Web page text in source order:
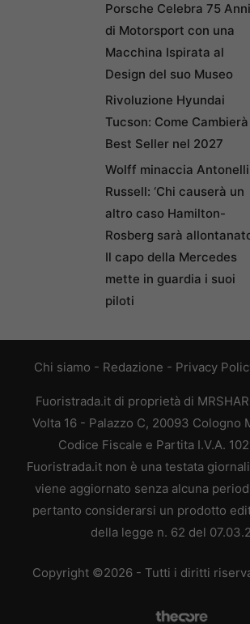
Porsche Celebra 75 Anni
di Motorsport con una
Macchina Ispirata al
Design del suo Museo
Rivoluzione Hyundai
Tucson: Come
Best Seller nel 2027
Wolff minaccia
Russell: ‘Chi causerà un
altro caso Hamilton-
Rosberg sarà
Il capo della Mercedes
mette in guardia i suoi
piloti
Chi siamo - Redazione - Privacy
Fuoristrada.it di proprietà di
Volta 16 - Palazzo C, 20093 Cologno
Codice Fiscale e Partita I.V.A.
Fuoristrada.it non è una testata
viene aggiornato senza alcuna
pertanto considerarsi un prodotto
della legge n. 62 del
Copyright ©2026 - Tutti i diritti